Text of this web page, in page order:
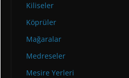
Kiliseler
Köprüler
Mağaralar
Medreseler
Mesire Yerleri